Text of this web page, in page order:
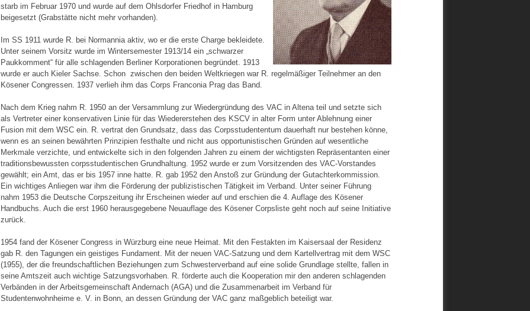
starb im Februar 1970 und wurde auf dem Ohlsdorfer Friedhof in Hamburg
beigesetzt (Grabstätte nicht mehr vorhanden).
Im SS 1911 wurde R. bei Normannia aktiv, wo er die erste Charge bekleidete.
Unter seinem Vorsitz wurde im Wintersemester 1913/14 ein „schwarzer
Paukkomment“ für alle schlagenden Berliner Korporationen begründet. 1913
wurde er auch Kieler Sachse. Schon zwischen den beiden Weltkriegen war R. regelmäßiger Teilnehmer an den
Kösener Congressen. 1937 verlieh ihm das Corps Franconia Prag das Band.
Nach dem Krieg nahm R. 1950 an der Versammlung zur Wiedergründung des VAC in Altena teil und setzte sich
als Vertreter einer konservativen Linie für das Wiedererstehen des KSCV in alter Form unter Ablehnung einer
Fusion mit dem WSC ein. R. vertrat den Grundsatz, dass das Corpsstudententum dauerhaft nur bestehen könne,
wenn es an seinen bewährten Prinzipien festhalte und nicht aus opportunistischen Gründen auf wesentliche
Merkmale verzichte, und entwickelte sich in den folgenden Jahren zu einem der wichtigsten Repräsentanten einer
traditionsbewussten corpsstudentischen Grundhaltung. 1952 wurde er zum Vorsitzenden des VAC-Vorstandes
gewählt; ein Amt, das er bis 1957 inne hatte. R. gab 1952 den Anstoß zur Gründung der Gutachterkommission.
Ein wichtiges Anliegen war ihm die Förderung der publizistischen Tätigkeit im Verband. Unter seiner Führung
nahm 1953 die Deutsche Corpszeitung ihr Erscheinen wieder auf und erschien die 4. Auflage des Kösener
Handbuchs. Auch die erst 1960 herausgegebene Neuauflage des Kösener Corpsliste geht noch auf seine Initiative
zurück.
1954 fand der Kösener Congress in Würzburg eine neue Heimat. Mit den Festakten im Kaisersaal der Residenz
gab R. den Tagungen ein geistiges Fundament. Mit der neuen VAC-Satzung und dem Kartellvertrag mit dem WSC
(1955), der die freundschaftlichen Beziehungen zum Schwesterverband auf eine solide Grundlage stellte, fallen in
seine Amtszeit auch wichtige Satzungsvorhaben. R. förderte auch die Kooperation mir den anderen schlagenden
Verbänden in der Arbeitsgemeinschaft Andernach (AGA) und die Zusammenarbeit im Verband für
Studentenwohnheime e. V. in Bonn, an dessen Gründung der VAC ganz maßgeblich beteiligt war.